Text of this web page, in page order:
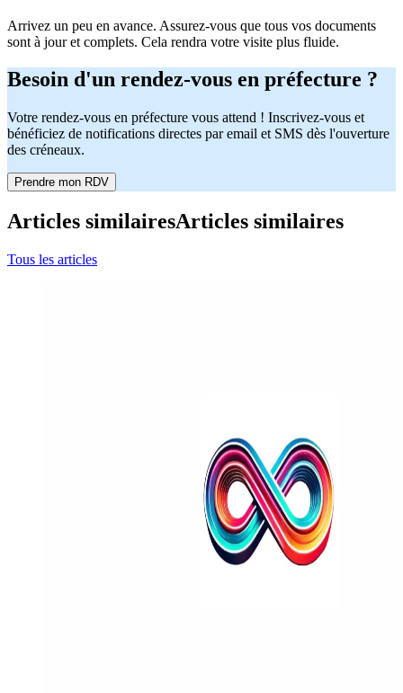
Arrivez un peu en avance. Assurez-vous que tous vos documents
sont à jour et complets. Cela rendra votre visite plus fluide.
Besoin d'un rendez-vous en préfecture ?
Votre rendez-vous en préfecture vous attend ! Inscrivez-vous et
bénéficiez de notifications directes par email et SMS dès l'ouverture
des créneaux.
Prendre mon RDV
Articles similairesArticles similaires
Tous les articles